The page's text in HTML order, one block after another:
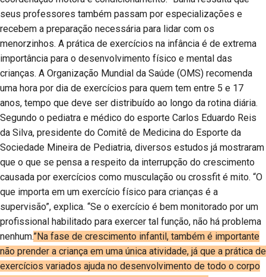
seus professores também passam por especializações e
recebem a preparação necessária para lidar com os
menorzinhos. A prática de exercícios na infância é de extrema
importância para o desenvolvimento físico e mental das
crianças. A Organização Mundial da Saúde (OMS) recomenda
uma hora por dia de exercícios para quem tem entre 5 e 17
anos, tempo que deve ser distribuído ao longo da rotina diária.
Segundo o pediatra e médico do esporte Carlos Eduardo Reis
da Silva, presidente do Comitê de Medicina do Esporte da
Sociedade Mineira de Pediatria, diversos estudos já mostraram
que o que se pensa a respeito da interrupção do crescimento
causada por exercícios como musculação ou crossfit é mito. “O
que importa em um exercício físico para crianças é a
supervisão”, explica. “Se o exercício é bem monitorado por um
profissional habilitado para exercer tal função, não há problema
nenhum.”Na fase de crescimento infantil, também é importante
não prender a criança em uma única atividade, já que a prática de
exercícios variados ajuda no desenvolvimento de todo o corpo